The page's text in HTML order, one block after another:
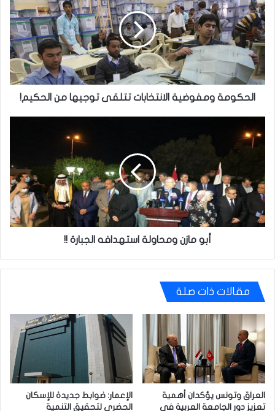
الانتخابات
تتلقى
توجيها
من
الحكيم!
الحكومة ومفوضية الانتخابات تتلقى توجيها من الحكيم!
مازن
ومحاولة
الجبارة
!!
أبو مازن ومحاولة استهدافه الجبارة !!
مقالات ذات صلة
العراق وتونس يؤكدان أهمية
تعزيز دور الجامعة العربية في
الإعمار: ضوابط جديدة للإسكان
الحضري لتحقيق التنمية